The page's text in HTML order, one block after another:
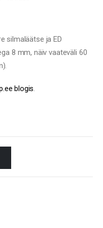
silmaläätse ja ED
8 mm, näiv vaateväli 60
blogis.